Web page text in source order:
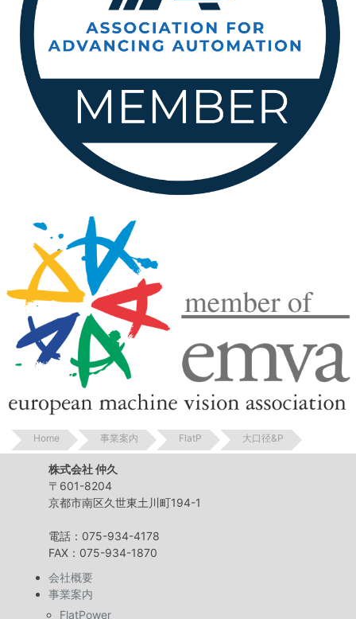
Home 事業案内 FlatP 大口径&P
株式会社 仲久
〒601-8204
京都市南区久世東土川町194-1
電話：075-934-4178
FAX：075-934-1870
会社概要
事業案内
FlatPower